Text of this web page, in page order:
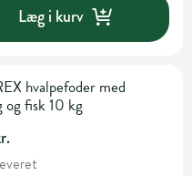
Læg i kurv
hvalpefoder med
og fisk 10 kg